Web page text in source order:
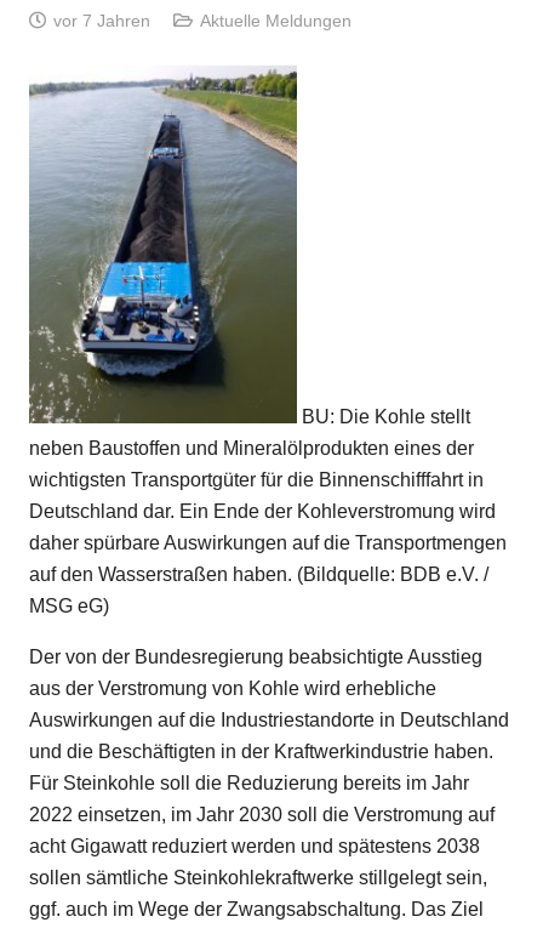
vor 7 Jahren Aktuelle Meldungen
BU: Die Kohle stellt
neben Baustoffen und Mineralölprodukten eines der
wichtigsten Transportgüter für die Binnenschifffahrt in
Deutschland dar. Ein Ende der Kohleverstromung wird
daher spürbare Auswirkungen auf die Transportmengen
auf den Wasserstraßen haben. (Bildquelle: BDB e.V. /
MSG eG)
Der von der Bundesregierung beabsichtigte Ausstieg
aus der Verstromung von Kohle wird erhebliche
Auswirkungen auf die Industriestandorte in Deutschland
und die Beschäftigten in der Kraftwerkindustrie haben.
Für Steinkohle soll die Reduzierung bereits im Jahr
2022 einsetzen, im Jahr 2030 soll die Verstromung auf
acht Gigawatt reduziert werden und spätestens 2038
sollen sämtliche Steinkohlekraftwerke stillgelegt sein,
ggf. auch im Wege der Zwangsabschaltung. Das Ziel